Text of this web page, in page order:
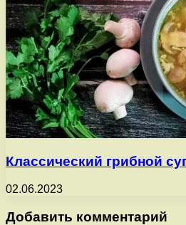
Классический грибной
02.06.2023
Добавить комментарий